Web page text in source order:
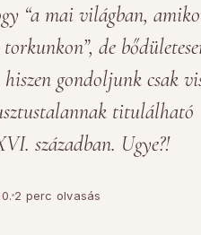
“a mai világban,
de
gondoljunk csak
titulálható
században. Ugye?!
2 perc olvasás